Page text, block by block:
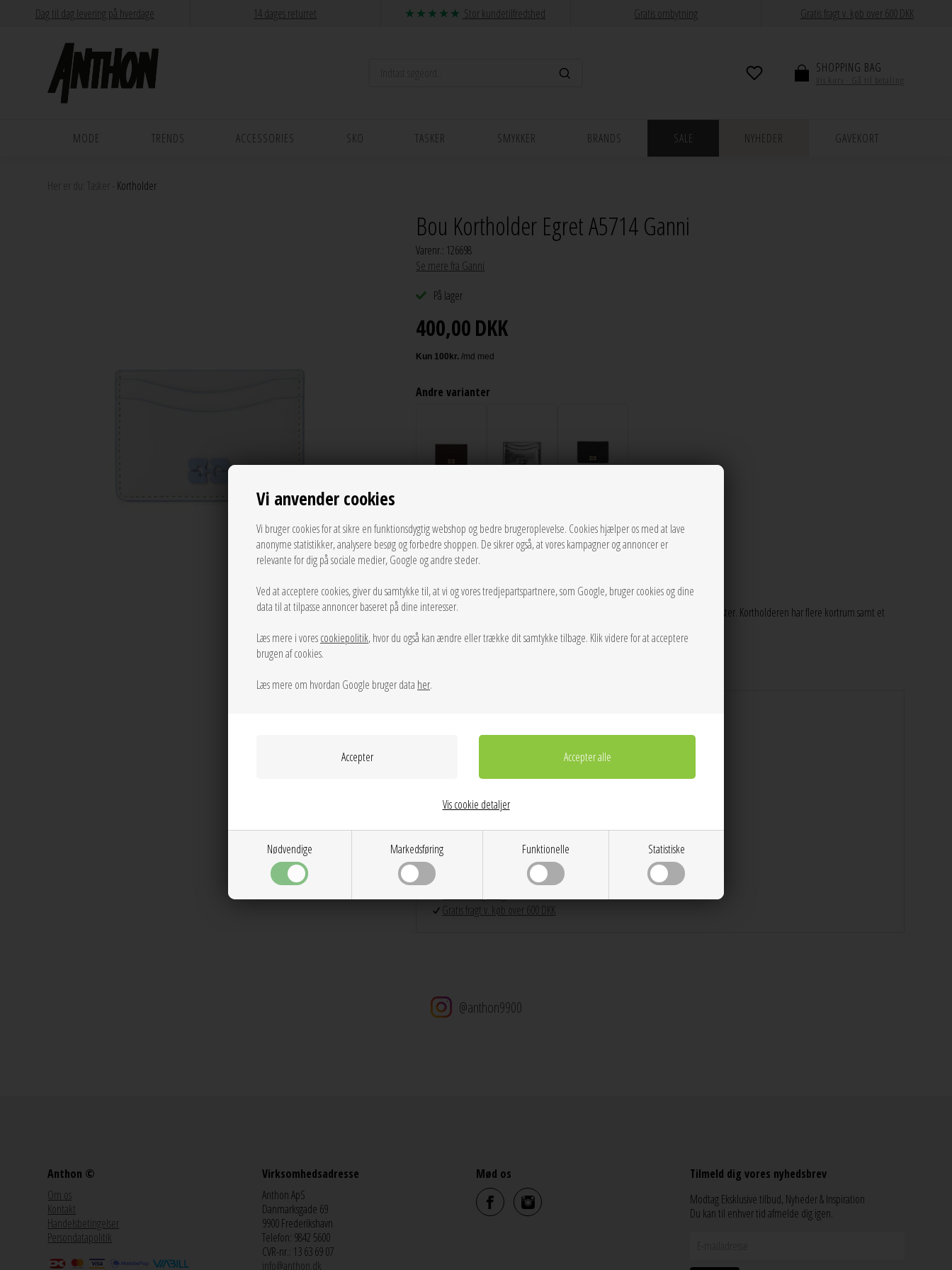
Vi anvender cookies
Vi bruger cookies for at sikre en funktionsdygtig webshop og bedre brugeroplevelse. Cookies hjælper os med at lave
anonyme statistikker, analysere besøg og forbedre shoppen. De sikrer også, at vores kampagner og annoncer er
relevante for dig på sociale medier, Google og andre steder.
Ved at acceptere cookies, giver du samtykke til, at vi og vores tredjepartspartnere, som Google, bruger cookies og dine
data til at tilpasse annoncer baseret på dine interesser.
Læs mere i vorescookiepolitik, hvor du også kan ændre eller trække dit samtykke tilbage. Klik videre for at acceptere
brugen af cookies.
Læs mere om hvordan Google bruger data her.
Nødvendige Markedsføring Funktionelle Statistiske
Vis cookie detaljer
Dag til dag levering på hverdage 14 dages returret Stor kundetilfredshed Gratis ombytning Gratis fragt v. køb over 600 DKK
SHOPPING BAG
MODE TRENDS ACCESSORIES SKO TASKER SMYKKER BRANDS SALE NYHEDER GAVEKORT
Her er du: Tasker Kortholder
Bou Kortholder Egret A5714 Ganni
Varenr.: 126698
Se mere fra Ganni
På lager
400,00DKK
Andre varianter
LÆG I KURVEN
Offwhite GANNI Bou Kortholder er lavet af recycled leather, polyurethane og polyester. Kortholderen har flere kortrum samt et
Bredde: 10 cm
Dag til dag levering på hverdage
Stor kundetilfredshed
Gratis fragt v. køb over 600 DKK
@anthon9900
Anthon ©
Om os
Kontakt
Handelsbetingelser
Persondatapolitik
Virksomhedsadresse
Anthon ApS
Danmarksgade 69
9900 Frederikshavn
Telefon: 9842 5600
CVR-nr.: 13 63 69 07
info@anthon.dk
Mød os
Tilmeld dig vores nyhedsbrev
Modtag Eksklusive tilbud, Nyheder & Inspiration
Du kan til enhver tid afmelde dig igen.